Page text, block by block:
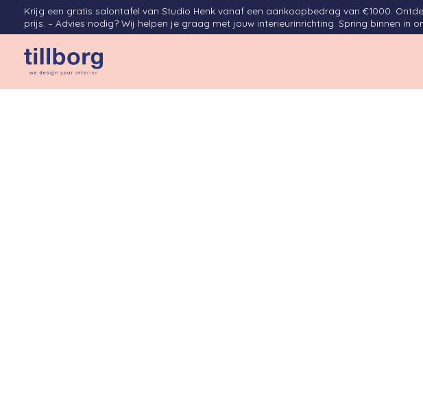
Krijg een gratis salontafel van Studio Henk vanaf een aankoopbedrag van €1000.
prijs. – Advies nodig? Wij helpen je graag met jouw interieurinrichting. Spring binnen in